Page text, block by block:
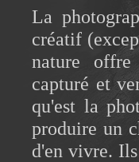
La
créatif
nature offre
capturé et
qu'est la
produire un
d'en vivre.